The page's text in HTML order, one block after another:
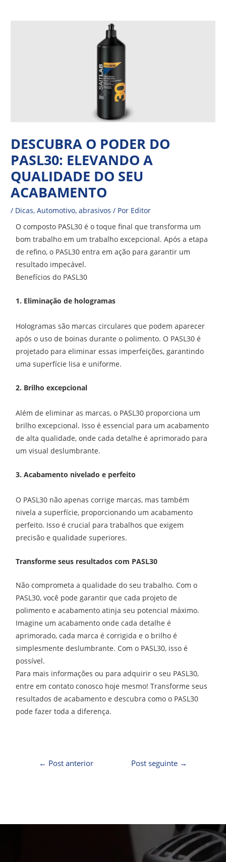
DESCUBRA O PODER DO
PASL30: ELEVANDO A
QUALIDADE DO SEU
ACABAMENTO
/ Dicas,Automotivo,abrasivos / Por Editor
O composto PASL30 é o toque final que transforma um
bom trabalho em um trabalho excepcional. Após a etapa
de refino, o PASL30 entra em ação para garantir um
resultado impecável.
Benefícios do PASL30
1. Eliminação de hologramas
Hologramas são marcas circulares que podem aparecer
após o uso de boinas durante o polimento. O PASL30 é
projetado para eliminar essas imperfeições, garantindo
uma superfície lisa e uniforme.
2. Brilho excepcional
Além de eliminar as marcas, o PASL30 proporciona um
brilho excepcional. Isso é essencial para um acabamento
de alta qualidade, onde cada detalhe é aprimorado para
um visual deslumbrante.
3. Acabamento nivelado e perfeito
O PASL30 não apenas corrige marcas, mas também
nivela a superfície, proporcionando um acabamento
perfeito. Isso é crucial para trabalhos que exigem
precisão e qualidade superiores.
Transforme seus resultados com PASL30
Não comprometa a qualidade do seu trabalho. Com o
PASL30, você pode garantir que cada projeto de
polimento e acabamento atinja seu potencial máximo.
Imagine um acabamento onde cada detalhe é
aprimorado, cada marca é corrigida e o brilho é
simplesmente deslumbrante. Com o PASL30, isso é
possível.
Para mais informações ou para adquirir o seu PASL30,
entre em contato conosco hoje mesmo! Transforme seus
resultados de acabamento e descubra como o PASL30
pode fazer toda a diferença.
← Post anterior Post seguinte →